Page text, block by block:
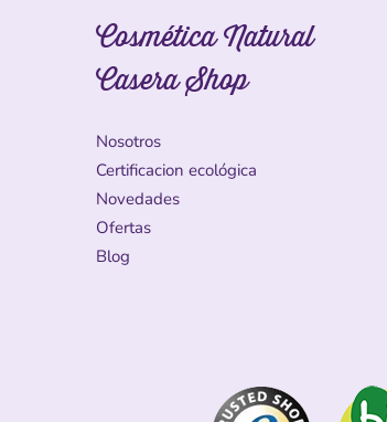
Cosmética Natural
Casera Shop
Nosotros
Certificacion ecológica
Novedades
Ofertas
Blog